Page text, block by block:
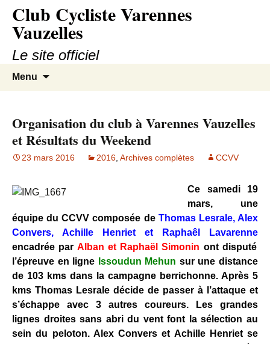
contenu
Club Cycliste Varennes
Vauzelles
Le site officiel
Menu
Organisation du club à Varennes Vauzelles
et Résultats du Weekend
23 mars 2016 2016 Archives complètes CCVV
Ce samedi 19
mars, une
équipe du CCVV composée de Thomas Lesrale, Alex
Convers, Achille Henriet et Raphaêl Lavarenne
encadrée par Alban et Raphaël Simonin ont disputé
l’épreuve en ligne Issoudun Mehun sur une distance
de 103 kms dans la campagne berrichonne. Après 5
kms Thomas Lesrale décide de passer à l’attaque et
s’échappe avec 3 autres coureurs. Les grandes
lignes droites sans abri du vent font la sélection au
sein du peloton. Alex Convers et Achille Henriet se